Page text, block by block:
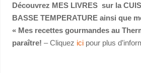
Découvrez MES LIVRES sur la
BASSE TEMPERATURE ainsi que
« Mes recettes gourmandes au
paraître! – Cliquez icipour plus